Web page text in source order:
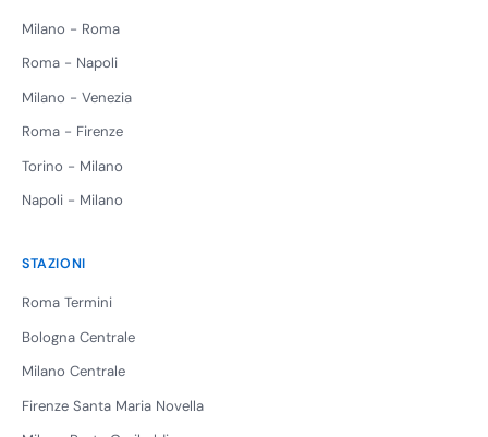
Milano - Roma
Roma - Napoli
Milano - Venezia
Roma - Firenze
Torino - Milano
Napoli - Milano
STAZIONI
Roma Termini
Bologna Centrale
Milano Centrale
Firenze Santa Maria Novella